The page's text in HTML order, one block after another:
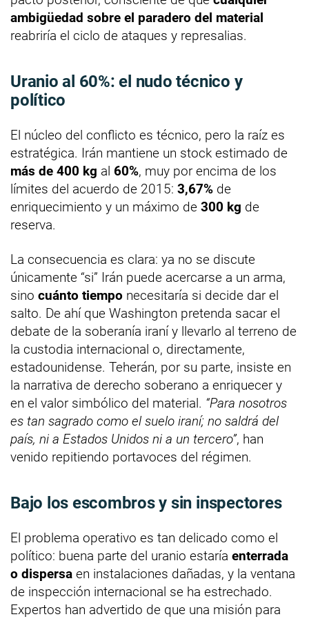
ambigüedad sobre el paradero del material
reabriría el ciclo de ataques y represalias.
Uranio al 60%: el nudo técnico y
político
El núcleo del conflicto es técnico, pero la raíz es
estratégica. Irán mantiene un stock estimado de
más de 400 kg al 60%, muy por encima de los
límites del acuerdo de 2015: 3,67% de
enriquecimiento y un máximo de 300 kg de
reserva.
La consecuencia es clara: ya no se discute
únicamente “si” Irán puede acercarse a un arma,
sino cuánto tiempo necesitaría si decide dar el
salto. De ahí que Washington pretenda sacar el
debate de la soberanía iraní y llevarlo al terreno de
la custodia internacional o, directamente,
estadounidense. Teherán, por su parte, insiste en
la narrativa de derecho soberano a enriquecer y
en el valor simbólico del material. “Para nosotros
es tan sagrado como el suelo iraní; no saldrá del
país, ni a Estados Unidos ni a un tercero”, han
venido repitiendo portavoces del régimen.
Bajo los escombros y sin inspectores
El problema operativo es tan delicado como el
político: buena parte del uranio estaría enterrada
o dispersa en instalaciones dañadas, y la ventana
de inspección internacional se ha estrechado.
Expertos han advertido de que una misión para